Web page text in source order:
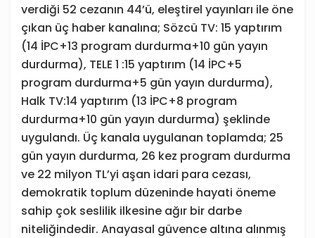
verdiği 52 cezanın 44’ü, eleştirel yayınları ile öne
çıkan üç haber kanalına; Sözcü TV: 15 yaptırım
(14 İPC+13 program durdurma+10 gün yayın
durdurma), TELE 1 :15 yaptırım (14 İPC+5
program durdurma+5 gün yayın durdurma),
Halk TV:14 yaptırım (13 İPC+8 program
durdurma+10 gün yayın durdurma) şeklinde
uygulandı. Üç kanala uygulanan toplamda; 25
gün yayın durdurma, 26 kez program durdurma
ve 22 milyon TL’yi aşan idari para cezası,
demokratik toplum düzeninde hayati öneme
sahip çok seslilik ilkesine ağır bir darbe
niteliğindedir. Anayasal güvence altına alınmış